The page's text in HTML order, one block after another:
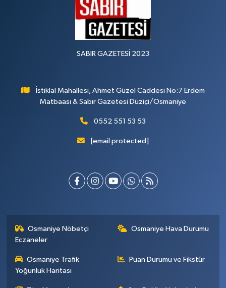
SABIR GAZETESİ 2023
İstiklal Mahallesi, Ahmet Güzel Caddesi No:7 Erdem
Matbaası & Sabır Gazetesi Düziçi/Osmaniye
0552 551 53 53
[email protected]
Osmaniye Nöbetçi
Eczaneler
Osmaniye Hava Durumu
Osmaniye Trafik
Yoğunluk Haritası
Puan Durumu ve Fikstür